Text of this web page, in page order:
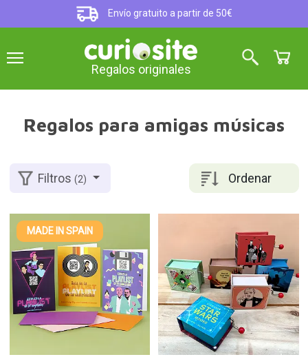
Envío gratuito a partir de 50€
Regalos originales
Regalos para amigas músicas
Ordenar
Filtros(2)
MADE IN SPAIN